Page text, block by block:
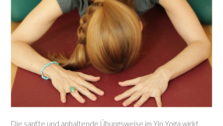
Die sanfte und anhaltende Übungsweise im Yin Yoga wirkt